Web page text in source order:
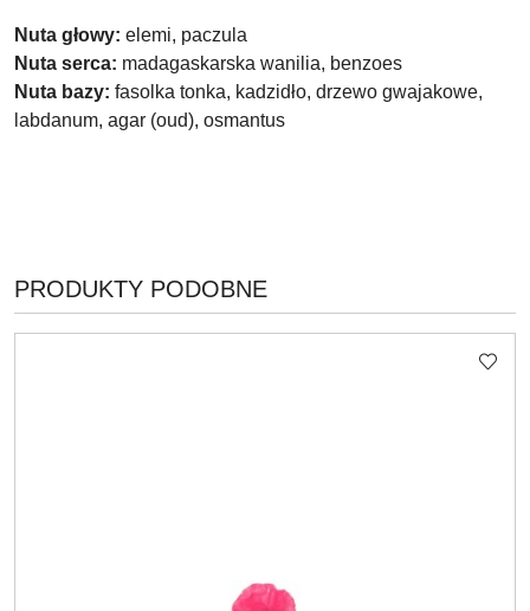
Nuta głowy: elemi, paczula
Nuta serca: madagaskarska wanilia, benzoes
Nuta bazy: fasolka tonka, kadzidło, drzewo gwajakowe,
labdanum, agar (oud), osmantus
Pomiń karuzelę produktów
PRODUKTY
O
PRODUKTY PODOBNE